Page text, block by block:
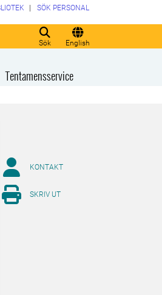
Sök English
SÖK PERSONAL
Tentamensservice
KONTAKT
SKRIV UT